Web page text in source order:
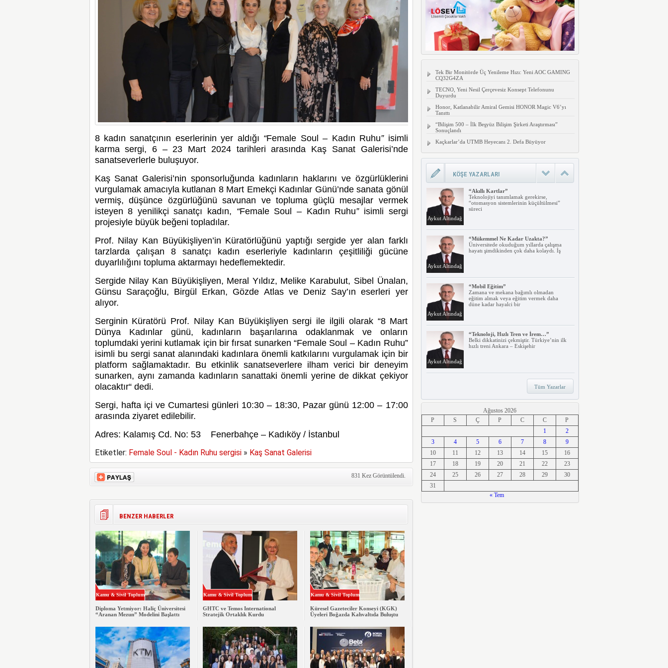
8 kadın sanatçının eserlerinin yer aldığı “Female Soul – Kadın Ruhu”isimli
karma sergi, 6 – 23 Mart 2024 tarihleri arasında Kaş Sanat Galerisi’nde
sanatseverlerle buluşuyor.
Kaş Sanat Galerisi’nin sponsorluğunda kadınların haklarını ve özgürlüklerini
vurgulamak amacıyla kutlanan 8 Mart Emekçi Kadınlar Günü’nde sanata gönül
vermiş, düşünce özgürlüğünü savunan ve topluma güçlü mesajlar vermek
isteyen 8 yenilikçi sanatçı kadın, “Female Soul – Kadın Ruhu”isimli sergi
projesiyle büyük beğeni topladılar.
Prof. Nilay Kan Büyükişliyen’in Küratörlüğünü yaptığı sergide yer alan farklı
tarzlarda çalışan 8 sanatçı kadın eserleriyle kadınların çeşitliliği gücüne
duyarlılığını topluma aktarmayı hedeflemektedir.
Sergide Nilay Kan Büyükişliyen, Meral Yıldız, Melike Karabulut, Sibel Ünalan,
Günsu Saraçoğlu, Birgül Erkan, Gözde Atlas ve Deniz Say’ın eserleri yer
alıyor.
Serginin Küratörü Prof. Nilay Kan Büyükişliyen sergi ile ilgili olarak “8 Mart
Dünya Kadınlar günü, kadınların başarılarına odaklanmak ve onların
toplumdaki yerini kutlamak için bir fırsat sunarken “Female Soul – Kadın Ruhu”
isimli bu sergi sanat alanındaki kadınlara önemli katkılarını vurgulamak için bir
platform sağlamaktadır. Bu etkinlik sanatseverlere ilham verici bir deneyim
sunarken, aynı zamanda kadınların sanattaki önemli yerine de dikkat çekiyor
olacaktır“ dedi.
Sergi, hafta içi ve Cumartesi günleri 10:30 – 18:30, Pazar günü 12:00 – 17:00
arasında ziyaret edilebilir.
Adres: Kalamış Cd. No: 53 Fenerbahçe – Kadıköy / İstanbul
Etiketler: Female Soul - Kadın Ruhu sergisi» Kaş Sanat Galerisi
831 Kez Görüntülendi.
BENZER HABERLER
Kamu & Sivil Toplum
Diploma Yetmiyor: Haliç Üniversitesi
“Aranan Mezun” Modelini Başlattı
Kamu & Sivil Toplum
GHTC ve Temos International
Stratejik Ortaklık Kurdu
Kamu & Sivil Toplum
Küresel Gazeteciler Konseyi (KGK)
Üyeleri Boğazda Kahvaltıda Buluştu
Tek Bir Monitörde Üç Yenileme Hızı: Yeni AOC GAMING
CQ32G4ZA
TECNO, Yeni Nesil Çerçevesiz Konsept Telefonunu
Duyurdu
Honor, Katlanabilir Amiral Gemisi HONOR Magic V6’yı
Tanıttı
“Bilişim 500 – İlk Beşyüz Bilişim Şirketi Araştırması”
Sonuçlandı
Kaçkarlar’da UTMB Heyecanı 2. Defa Büyüyor
KÖŞE YAZARLARI
Aykut Altındağ
“Arama Motorları Evrim Geçirecek”
gelen yenilikler günlük yaşantımızın birer
Aykut Altındağ
“Akıllı Kartlar”
Teknolojiyi tanımlamak gerekirse,
“otomasyon sistemlerinin küçültülmesi”
süreci
Aykut Altındağ
“Mükemmel Ne Kadar Uzakta?”
Üniversitede okuduğum yıllarda çalışma
hayatı şimdikinden çok daha kolaydı. İş
Aykut Altındağ
“Mobil Eğitim”
Zamana ve mekana bağımlı olmadan
eğitim almak veya eğitim vermek daha
düne kadar hayalci bir
Aykut Altındağ
“Teknoloji, Hızlı Tren ve İrem…”
Belki dikkatinizi çekmiştir. Türkiye’nin ilk
hızlı treni Ankara – Eskişehir
“Ne Duruyorsunuz, Dijitalleşsenize!”
Arabanız kendi kendine park ederken, siz
apartmanınıza giriyor ve evinizin kapısını
Erkut Altındağ
“Lisansüstü Eğitim İçin Öneriler”
İçinde bulunduğumuz yüzyıl, ‘bilgi çağı’
olarak adlandırılıyor. Yeni
Erkut Altındağ
“Otomotiv Sektörünün Gizli Yönleri”
Tüm Yazarlar
Ağustos 2026
P
S Ç P C C
P
1
2
3
4 5 6 7 8
9
10
11 12 13 14 15
16
17
18 19 20 21 22
23
24
25 26 27 28 29
30
31
« Tem